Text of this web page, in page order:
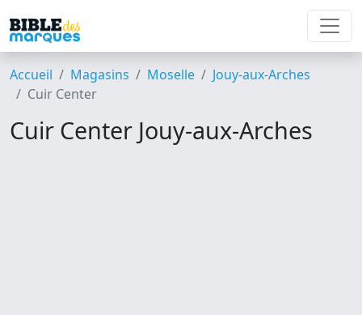
Accueil Magasins Moselle
Jouy-aux-Arches
Cuir Center
Cuir Center Jouy-aux-Arches